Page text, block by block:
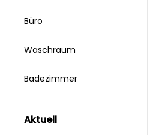
Büro
Waschraum
Badezimmer
aktuell